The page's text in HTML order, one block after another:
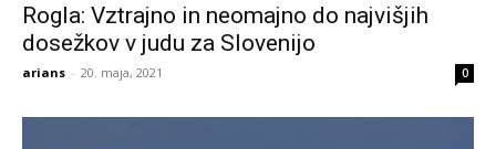
Rogla: Vztrajno in neomajno do najvišjih
dosežkov v judu za Slovenijo
arians - 20. maja, 2021 0